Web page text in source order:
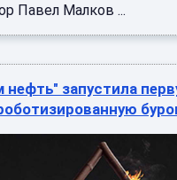
Павел Малков ...
нефть" запустила